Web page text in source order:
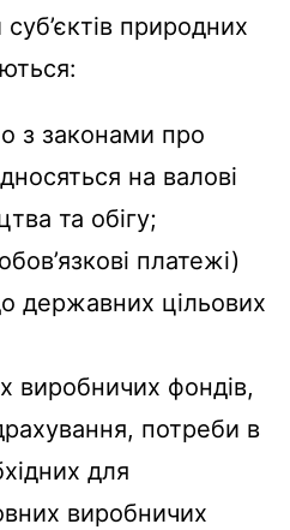
природних
з законами про
на валові
та обігу;
платежі)
державних цільових
виробничих фондів,
потреби в
для
виробничих